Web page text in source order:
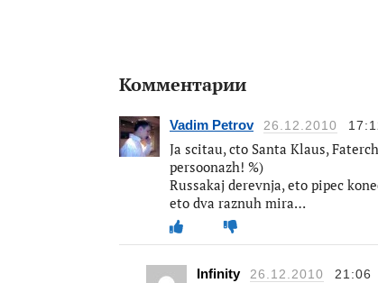
Комментарии
Vadim Petrov 26.12.2010
Ja scitau, cto Santa Klaus,
persoonazh! %)
Russakaj derevnja, eto pipec
eto dva raznuh mira…
Infinity 26.12.2010 21:06